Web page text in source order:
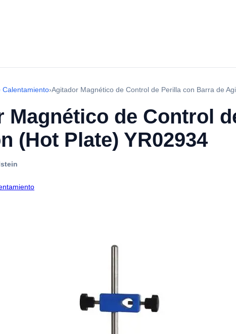
Calentamiento›Agitador Magnético de Control de Perilla con Barra de
Magnético de Control
(Hot Plate) YR02934